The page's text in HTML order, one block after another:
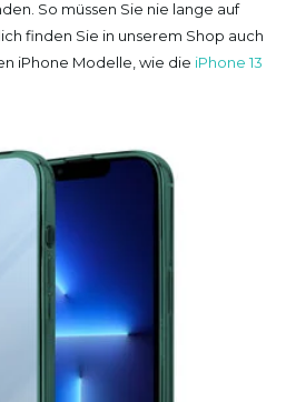
So müssen Sie nie lange auf
finden Sie in unserem Shop auch
iPhone Modelle, wie die iPhone 13